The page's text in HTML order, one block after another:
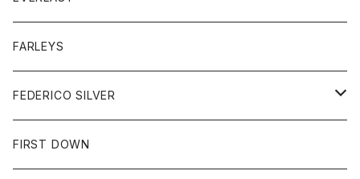
シャツ
セーター
ボトム
ショートパンツ
パンツ
レディース
コート
トップス
ジャケット
スエットシャツ
ボトム
スエットパンツ
グッズ
FARLEYS
FEDERICO SILVER
アクセサリー
FIRST DOWN